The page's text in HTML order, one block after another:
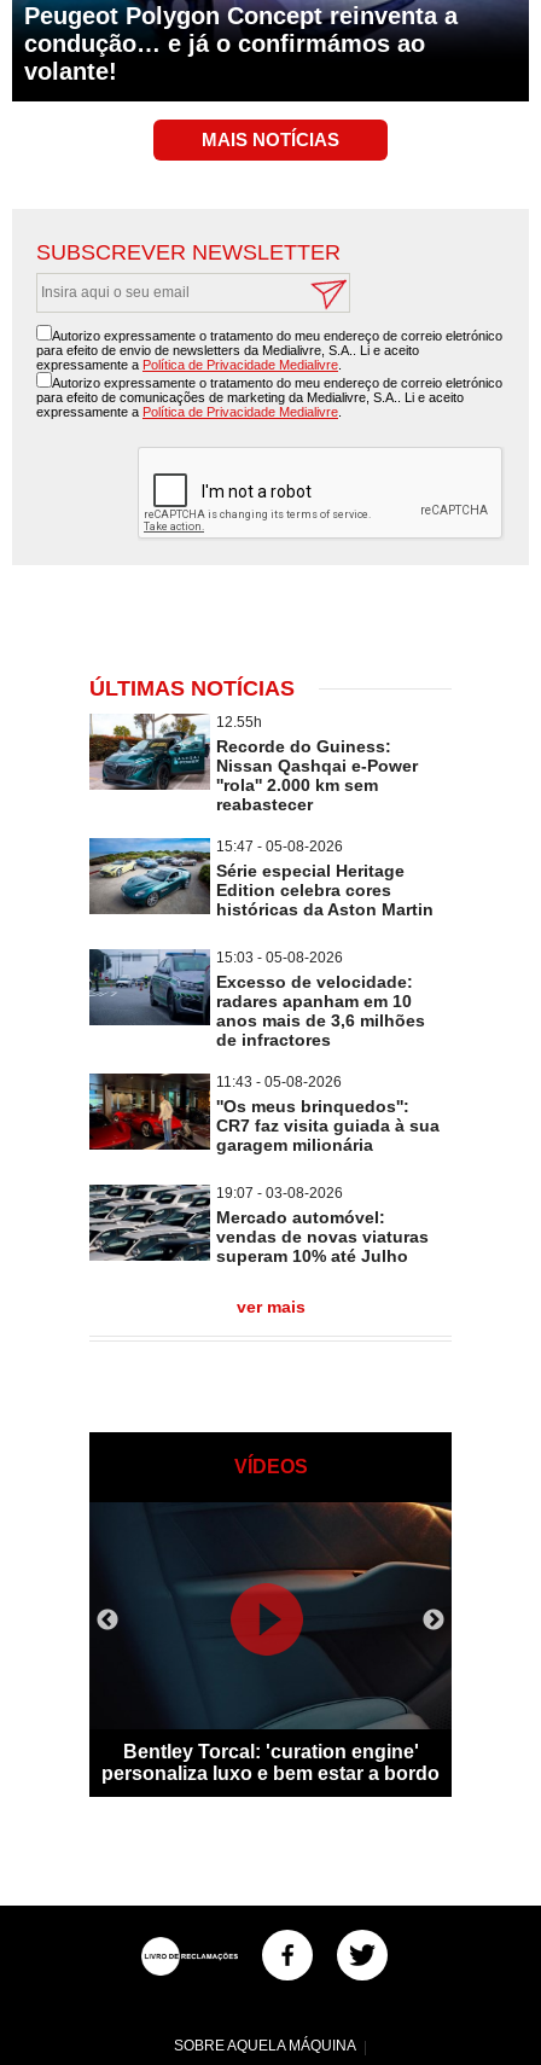
Peugeot Polygon Concept reinventa a
condução… e já o confirmámos ao
volante!
SUBSCREVER NEWSLETTER
Autorizo expressamente o tratamento do meu endereço de correio eletrónico
para efeito de envio de newsletters da Medialivre, S.A.. Li e aceito
expressamente a Política de Privacidade Medialivre
Autorizo expressamente o tratamento do meu endereço de correio eletrónico
para efeito de comunicações de marketing da Medialivre, S.A.. Li e aceito
expressamente a Política de Privacidade Medialivre
ÚLTIMAS NOTÍCIAS
12.55h
Recorde do Guiness:
Nissan Qashqai e-Power
''rola'' 2.000 km sem
reabastecer
15:47 - 05-08-2026
Série especial Heritage
Edition celebra cores
históricas da Aston Martin
15:03 - 05-08-2026
Excesso de velocidade:
radares apanham em 10
anos mais de 3,6 milhões
de infractores
11:43 - 05-08-2026
''Os meus brinquedos'':
CR7 faz visita guiada à sua
garagem milionária
19:07 - 03-08-2026
Mercado automóvel:
vendas de novas viaturas
superam 10% até Julho
ver mais
VÍDEOS
Bentley Torcal: 'curation engine'
personaliza luxo e bem estar a bordo
SOBRE AQUELA MÁQUINA